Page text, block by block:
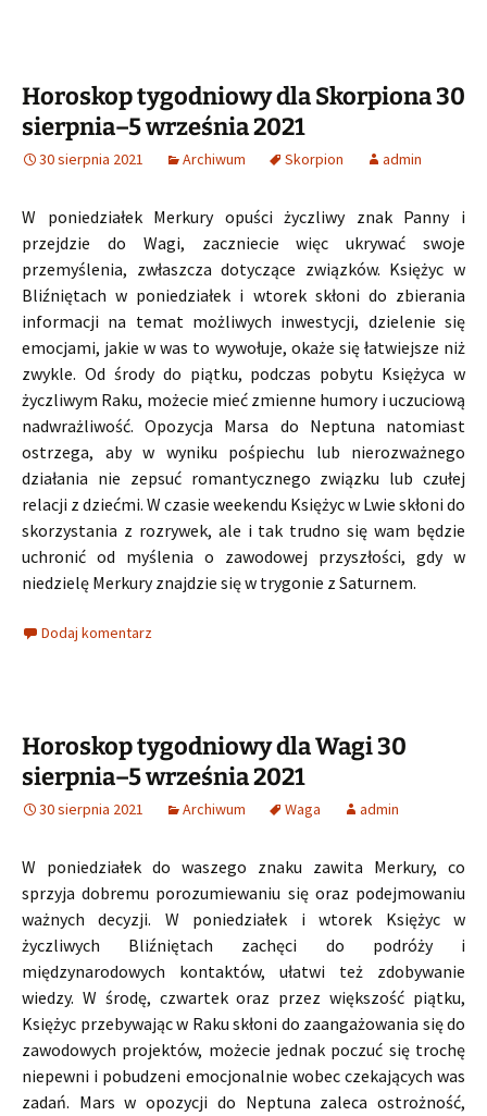
Horoskop tygodniowy dla Skorpiona 30
sierpnia–5 września 2021
30 sierpnia 2021 Archiwum Skorpion admin
W poniedziałek Merkury opuści życzliwy znak Panny i
przejdzie do Wagi, zaczniecie więc ukrywać swoje
przemyślenia, zwłaszcza dotyczące związków. Księżyc w
Bliźniętach w poniedziałek i wtorek skłoni do zbierania
informacji na temat możliwych inwestycji, dzielenie się
emocjami, jakie w was to wywołuje, okaże się łatwiejsze niż
zwykle. Od środy do piątku, podczas pobytu Księżyca w
życzliwym Raku, możecie mieć zmienne humory i uczuciową
nadwrażliwość. Opozycja Marsa do Neptuna natomiast
ostrzega, aby w wyniku pośpiechu lub nierozważnego
działania nie zepsuć romantycznego związku lub czułej
relacji z dziećmi. W czasie weekendu Księżyc w Lwie skłoni do
skorzystania z rozrywek, ale i tak trudno się wam będzie
uchronić od myślenia o zawodowej przyszłości, gdy w
niedzielę Merkury znajdzie się w trygonie z Saturnem.
Dodaj komentarz
Horoskop tygodniowy dla Wagi 30
sierpnia–5 września 2021
30 sierpnia 2021 Archiwum Waga admin
W poniedziałek do waszego znaku zawita Merkury, co
sprzyja dobremu porozumiewaniu się oraz podejmowaniu
ważnych decyzji. W poniedziałek i wtorek Księżyc w
życzliwych Bliźniętach zachęci do podróży i
międzynarodowych kontaktów, ułatwi też zdobywanie
wiedzy. W środę, czwartek oraz przez większość piątku,
Księżyc przebywając w Raku skłoni do zaangażowania się do
zawodowych projektów, możecie jednak poczuć się trochę
niepewni i pobudzeni emocjonalnie wobec czekających was
zadań. Mars w opozycji do Neptuna zaleca ostrożność,